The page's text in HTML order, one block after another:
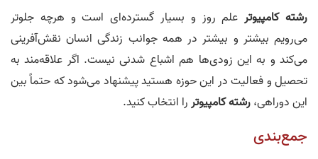
رشته کامپیوترعلم روز و بسیار گسترده‌ای است و هرچه جلوتر
می‌رويم بيشتر و بيشتر در همه‌ جوانب زندگی انسان نقش‌آفرینی
می‌کند و به اين زودی‌ها هم اشباع ‌شدنی نيست. اگر علاقه‌مند به
تحصيل و فعاليت در اين حوزه هستيد پيشنهاد می‌شود که حتماً بين
اين دوراهی،رشته‌کامپيوتررا انتخاب کنيد.
جمع‌بندی